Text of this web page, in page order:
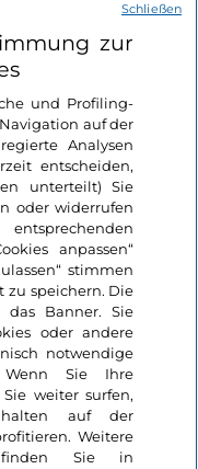
zur
und Profiling-
auf der
Analysen
entscheiden,
unterteilt) Sie
oder widerrufen
anpassen“
stimmen
zu speichern. Die
das Banner. Sie
oder andere
notwendige
Wenn Sie Ihre
weiter surfen,
auf der
Weitere
finden Sie in
Schließen